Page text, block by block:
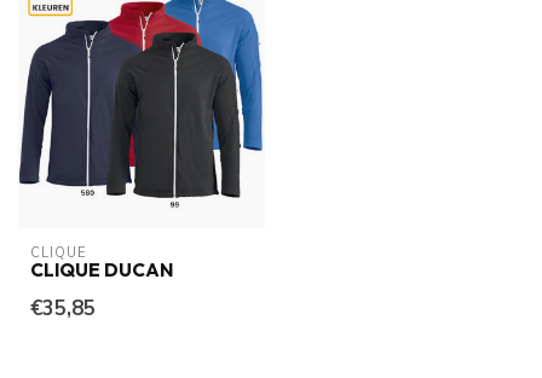
CLIQUE
CLIQUE DUCAN
€35,85